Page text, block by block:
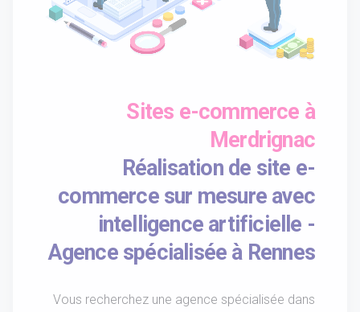
Sites e-commerce à
Merdrignac
Réalisation de site e-
commerce sur mesure avec
intelligence artificielle -
Agence spécialisée à Rennes
Vous recherchez une agence spécialisée dans